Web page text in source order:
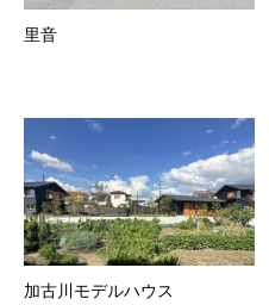
里音
加古川モデルハウス